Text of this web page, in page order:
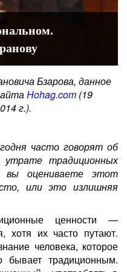
Бзарова, данное
Hohag.com (19
г.).
часто говорят об
традиционных
вы оцениваете этот
или это излишняя
ценности —
хотя их часто путают.
человека, которое
традиционным.